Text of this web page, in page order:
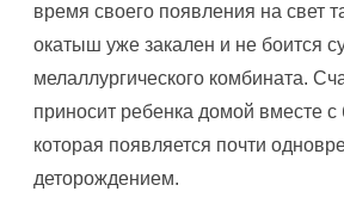
время своего появления на свет
окатыш уже закален и не боится
мелаллургического комбината.
приносит ребенка домой вместе с
которая появляется почти
деторождением.